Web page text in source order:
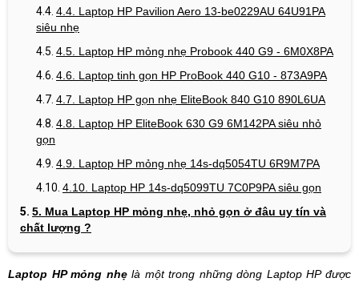
4.4. Laptop HP Pavilion Aero 13-be0229AU 64U91PA
siêu nhẹ
4.5. Laptop HP mỏng nhẹ Probook 440 G9 - 6M0X8PA
4.6. Laptop tinh gọn HP ProBook 440 G10 - 873A9PA
4.7. Laptop HP gọn nhẹ EliteBook 840 G10 890L6UA
4.8. Laptop HP EliteBook 630 G9 6M142PA siêu nhỏ
gọn
4.9. Laptop HP mỏng nhẹ 14s-dq5054TU 6R9M7PA
4.10. Laptop HP 14s-dq5099TU 7C0P9PA siêu gọn
5. Mua Laptop HP mỏng nhẹ, nhỏ gọn ở đâu uy tín và
chất lượng ?
Laptop HP mỏng nhẹlà một trong những dòng Laptop HP được